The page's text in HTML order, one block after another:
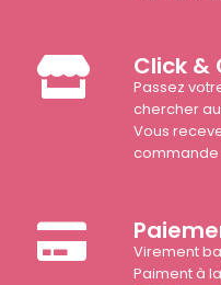
Click &
Passez
chercher
Vous
commande
Virement
Paiment à